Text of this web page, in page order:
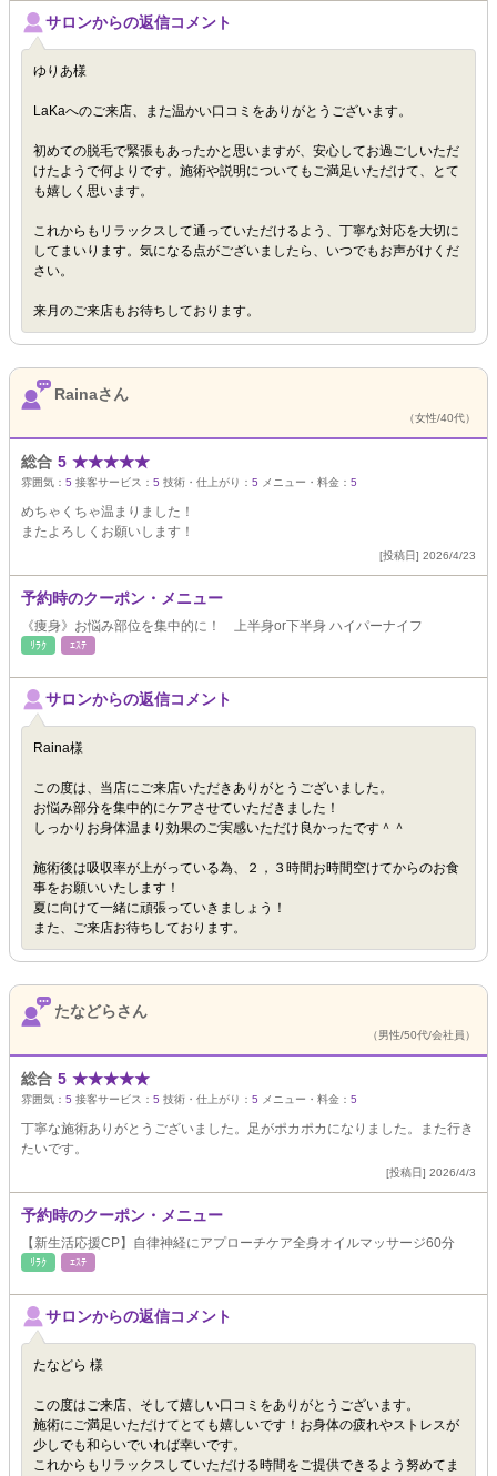
サロンからの返信コメント
ゆりあ様
LaKaへのご来店、また温かい口コミをありがとうございます。
初めての脱毛で緊張もあったかと思いますが、安心してお過ごしいただ
けたようで何よりです。施術や説明についてもご満足いただけて、とて
も嬉しく思います。
これからもリラックスして通っていただけるよう、丁寧な対応を大切に
してまいります。気になる点がございましたら、いつでもお声がけくだ
さい。
来月のご来店もお待ちしております。
Rainaさん
（女性/40代）
総合 5 ★★★★★
雰囲気： 5 接客サービス： 5 技術・仕上がり： 5 メニュー・料金： 5
めちゃくちゃ温まりました！
またよろしくお願いします！
[投稿日] 2026/4/23
予約時のクーポン・メニュー
《痩身》お悩み部位を集中的に！ 上半身or下半身 ハイパーナイフ
ﾘﾗｸ ｴｽﾃ
サロンからの返信コメント
Raina様
この度は、当店にご来店いただきありがとうございました。
お悩み部分を集中的にケアさせていただきました！
しっかりお身体温まり効果のご実感いただけ良かったです＾＾
施術後は吸収率が上がっている為、２，３時間お時間空けてからのお食
事をお願いいたします！
夏に向けて一緒に頑張っていきましょう！
また、ご来店お待ちしております。
たなどらさん
（男性/50代/会社員）
総合 5 ★★★★★
雰囲気： 5 接客サービス： 5 技術・仕上がり： 5 メニュー・料金： 5
丁寧な施術ありがとうございました。足がポカポカになりました。また行き
たいです。
[投稿日] 2026/4/3
予約時のクーポン・メニュー
【新生活応援CP】自律神経にアプローチケア全身オイルマッサージ60分
ﾘﾗｸ ｴｽﾃ
サロンからの返信コメント
たなどら 様
この度はご来店、そして嬉しい口コミをありがとうございます。
施術にご満足いただけてとても嬉しいです！お身体の疲れやストレスが
少しでも和らいでいれば幸いです。
これからもリラックスしていただける時間をご提供できるよう努めてま